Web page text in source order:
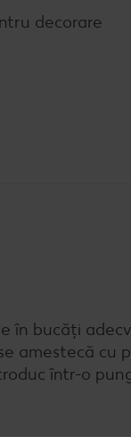
decorare
în bucăți
amestecă cu
într-o